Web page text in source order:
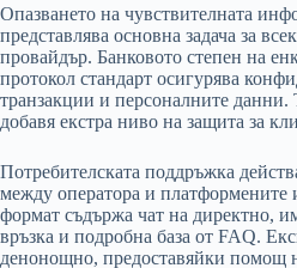
Опазването на чувствителната
представлява основна задача за
провайдър. Банковото степен на
протокол стандарт осигурява
транзакции и персоналните данни.
добавя екстра ниво на защита за
Потребителската поддръжка
между оператора и платформените
формат съдържа чат на директно,
връзка и подробна база от FAQ.
денонощно, предоставяйки помощ